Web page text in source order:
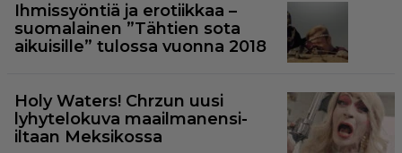
Ihmissyöntiä ja erotiikkaa –
suomalainen ”Tähtien sota
aikuisille” tulossa vuonna 2018
Holy Waters! Chrzun uusi
lyhytelokuva maailmanensi-
iltaan Meksikossa